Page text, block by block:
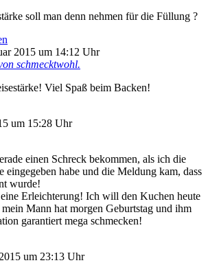
soll man denn nehmen für die Füllung ?
2015 um 14:12 Uhr
schmecktwohl.
Viel Spaß beim Backen!
um 15:28 Uhr
einen Schreck bekommen, als ich die
eingegeben habe und die Meldung kam, dass
wurde!
Erleichterung! Ich will den Kuchen heute
Mann hat morgen Geburtstag und ihm
garantiert mega schmecken!
um 23:13 Uhr